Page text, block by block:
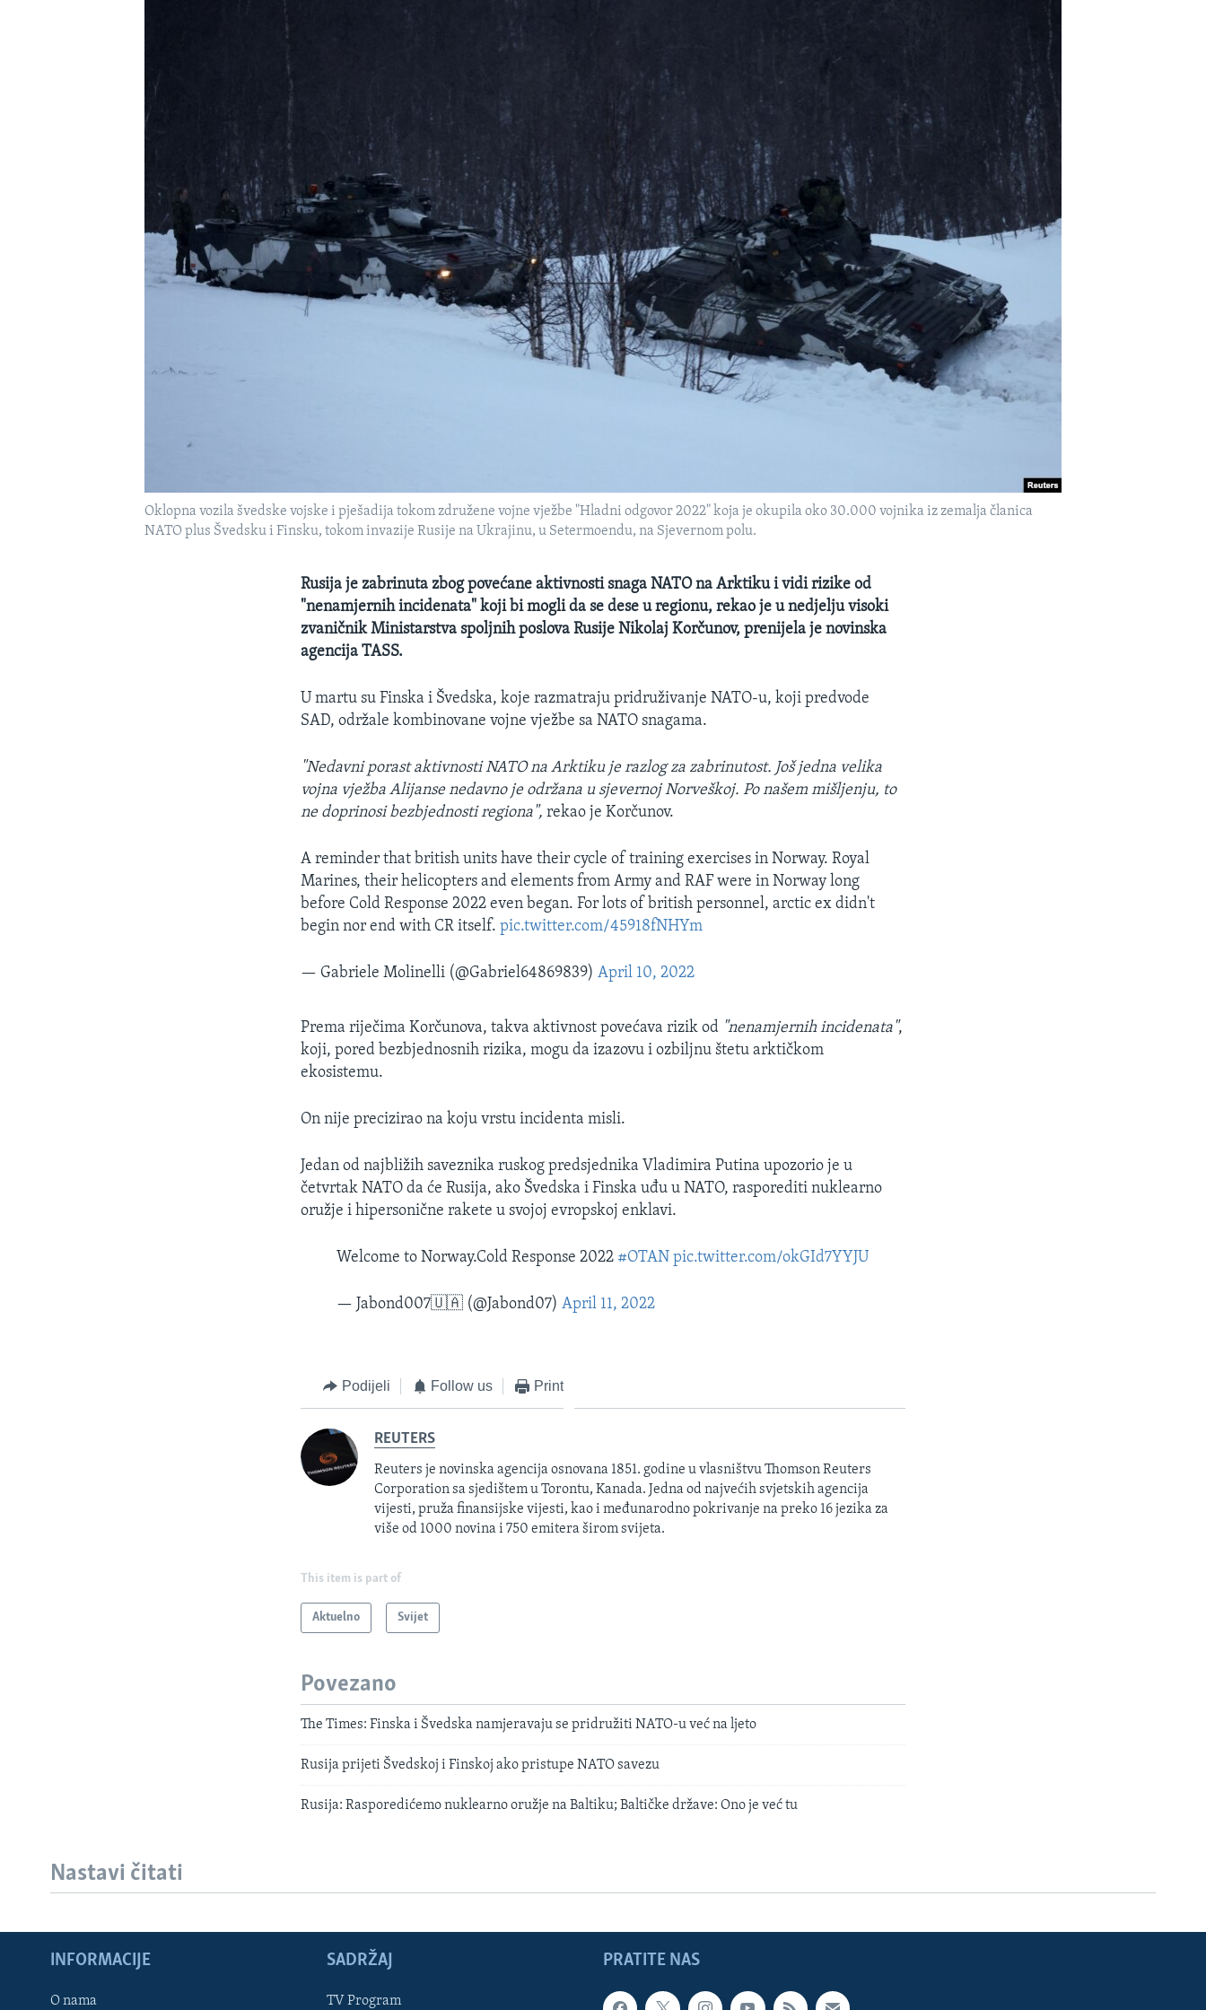
Learning English
Oklopna vozila švedske vojske i pješadija tokom združene vojne vježbe "Hladni odgovor 2022" koja je okupila oko 30.000 vojnika iz zemalja članica
NATO plus Švedsku i Finsku, tokom invazije Rusije na Ukrajinu, u Setermoendu, na Sjevernom polu.
Rusija je zabrinuta zbog povećane aktivnosti snaga NATO na Arktiku i vidi rizike od
"nenamjernih incidenata" koji bi mogli da se dese u regionu, rekao je u nedjelju visoki
zvaničnik Ministarstva spoljnih poslova Rusije Nikolaj Korčunov, prenijela je novinska
agencija TASS.
U martu su Finska i Švedska, koje razmatraju pridruživanje NATO-u, koji predvode
SAD, održale kombinovane vojne vježbe sa NATO snagama.
"Nedavni porast aktivnosti NATO na Arktiku je razlog za zabrinutost. Još jedna velika
vojna vježba Alijanse nedavno je održana u sjevernoj Norveškoj. Po našem mišljenju, to
ne doprinosi bezbjednosti regiona", rekao je Korčunov.
A reminder that british units have their cycle of training exercises in Norway. Royal
Marines, their helicopters and elements from Army and RAF were in Norway long
before Cold Response 2022 even began. For lots of british personnel, arctic ex didn't
begin nor end with CR itself.pic.twitter.com/45918fNHYm
— Gabriele Molinelli (@Gabriel64869839)April 10, 2022
Prema riječima Korčunova, takva aktivnost povećava rizik od "nenamjernih incidenata",
koji, pored bezbjednosnih rizika, mogu da izazovu i ozbiljnu štetu arktičkom
ekosistemu.
On nije precizirao na koju vrstu incidenta misli.
Jedan od najbližih saveznika ruskog predsjednika Vladimira Putina upozorio je u
četvrtak NATO da će Rusija, ako Švedska i Finska uđu u NATO, rasporediti nuklearno
oružje i hipersonične rakete u svojoj evropskoj enklavi.
Welcome to Norway.Cold Response 2022 #OTAN pic.twitter.com/okGId7YYJU
— Jabond007🇺🇦 (@Jabond07)April 11, 2022
Podijeli Follow us Print
REUTERS
Reuters je novinska agencija osnovana 1851. godine u vlasništvu Thomson Reuters
Corporation sa sjedištem u Torontu, Kanada. Jedna od najvećih svjetskih agencija
vijesti, pruža finansijske vijesti, kao i međunarodno pokrivanje na preko 16 jezika za
više od 1000 novina i 750 emitera širom svijeta.
This item is part of
Aktuelno Svijet
Povezano
The Times: Finska i Švedska namjeravaju se pridružiti NATO-u već na ljeto
Rusija prijeti Švedskoj i Finskoj ako pristupe NATO savezu
Rusija: Rasporedićemo nuklearno oružje na Baltiku; Baltičke države: Ono je već tu
Nastavi čitati
PRATITE NAS
INFORMACIJE
O nama
SADRŽAJ
TV Program